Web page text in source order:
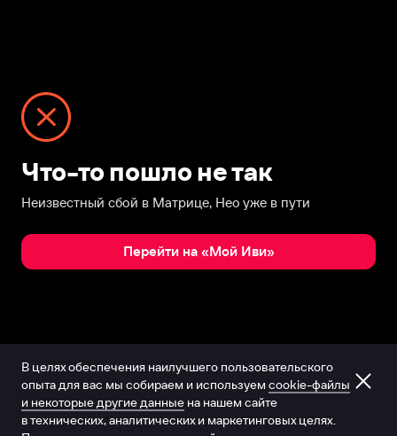
Что-то пошло не так
Неизвестный сбой в Матрице, Нео уже в пути
Перейти на «Мой Иви»
В целях обеспечения наилучшего пользовательского
опыта для вас мы собираем и используем cookie-файлы
и некоторые другие данные на нашем сайте
в технических, аналитических и маркетинговых целях.